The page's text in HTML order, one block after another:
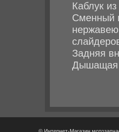
Каблук
Сменный
Задняя
Дышащая